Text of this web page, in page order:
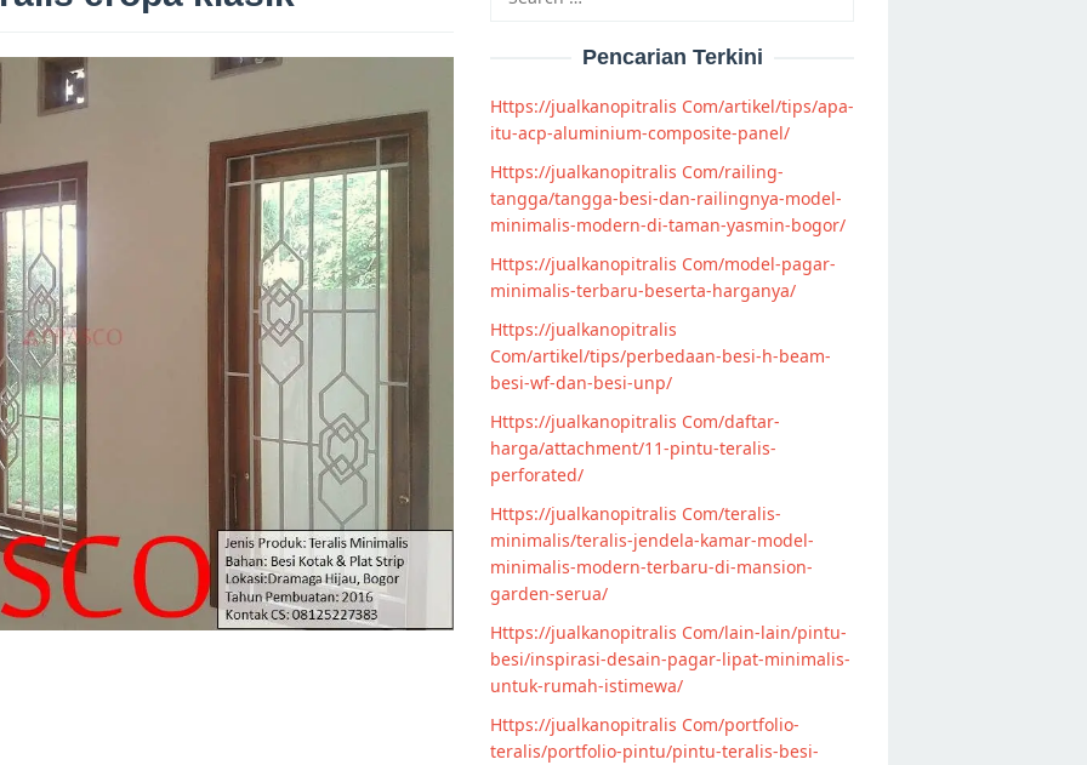
for:
Pencarian Terkini
Https://jualkanopitralis Com/artikel/tips/apa-
itu-acp-aluminium-composite-panel/
Https://jualkanopitralis Com/railing-
tangga/tangga-besi-dan-railingnya-model-
minimalis-modern-di-taman-yasmin-bogor/
Https://jualkanopitralis Com/model-pagar-
minimalis-terbaru-beserta-harganya/
Https://jualkanopitralis
Com/artikel/tips/perbedaan-besi-h-beam-
besi-wf-dan-besi-unp/
Https://jualkanopitralis Com/daftar-
harga/attachment/11-pintu-teralis-
perforated/
Https://jualkanopitralis Com/teralis-
minimalis/teralis-jendela-kamar-model-
minimalis-modern-terbaru-di-mansion-
garden-serua/
Https://jualkanopitralis Com/lain-lain/pintu-
besi/inspirasi-desain-pagar-lipat-minimalis-
untuk-rumah-istimewa/
Https://jualkanopitralis Com/portfolio-
teralis/portfolio-pintu/pintu-teralis-besi-